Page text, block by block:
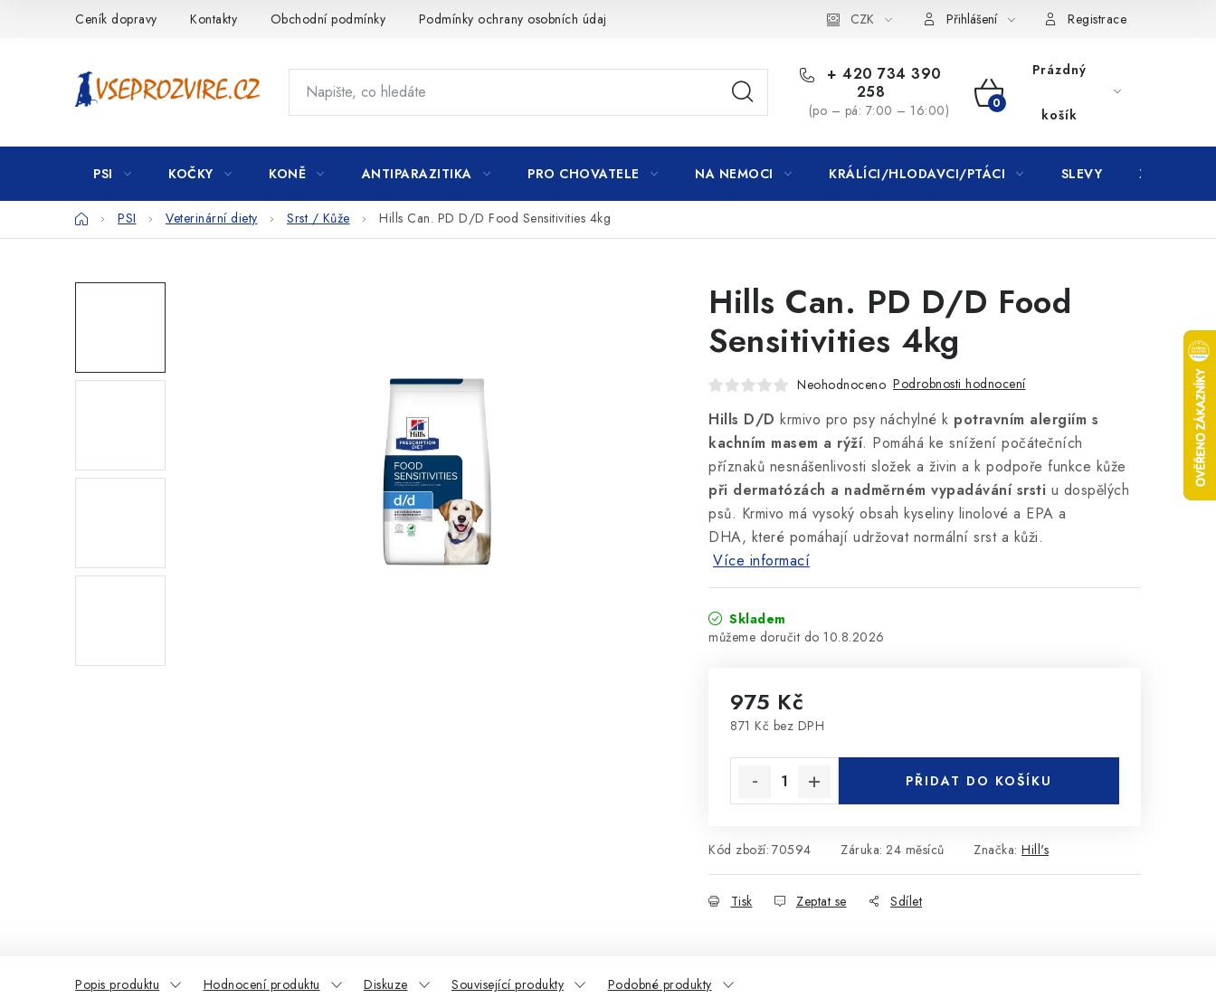
Ceník dopravy Kontakty Obchodní podmínky Podmínky ochrany osobních údajů CZK Přihlášení Registrace
+ 420 734 390
258
(po – pá: 7:00 – 16:00)
NÁKUPNÍ
KOŠÍK
Prázdný
košík
PSI KOČKY KONĚ ANTIPARAZITIKA PRO CHOVATELE NA NEMOCI KRÁLÍCI/HLODAVCI/PTÁCI SLEVY ZNAČKY
DomůPSI Veterinární diety Srst / Kůže Hills Can. PD D/D Food Sensitivities 4kg
Hills Can. PD D/D Food
Sensitivities 4kg
Neohodnoceno Podrobnosti hodnocení
Hills D/D krmivo pro psy náchylné k potravním alergiím s
kachním masem a rýží. Pomáhá ke snížení počátečních
příznaků nesnášenlivosti složek a živin a k podpoře funkce kůže
při dermatózách a nadměrném vypadávání srsti u dospělých
psů. Krmivo má vysoký obsah kyseliny linolové a EPA a
DHA, které pomáhají udržovat normální srst a kůži.
Více informací
Skladem
10.8.2026
975 Kč
871 Kč bez DPH
PŘIDAT DO KOŠÍKU
Kód zboží: 70594 Záruka: 24 měsíců Značka: Hill's
Tisk Zeptat se Sdílet
Popis produktu Hodnocení produktu Diskuze Související produkty Podobné produkty